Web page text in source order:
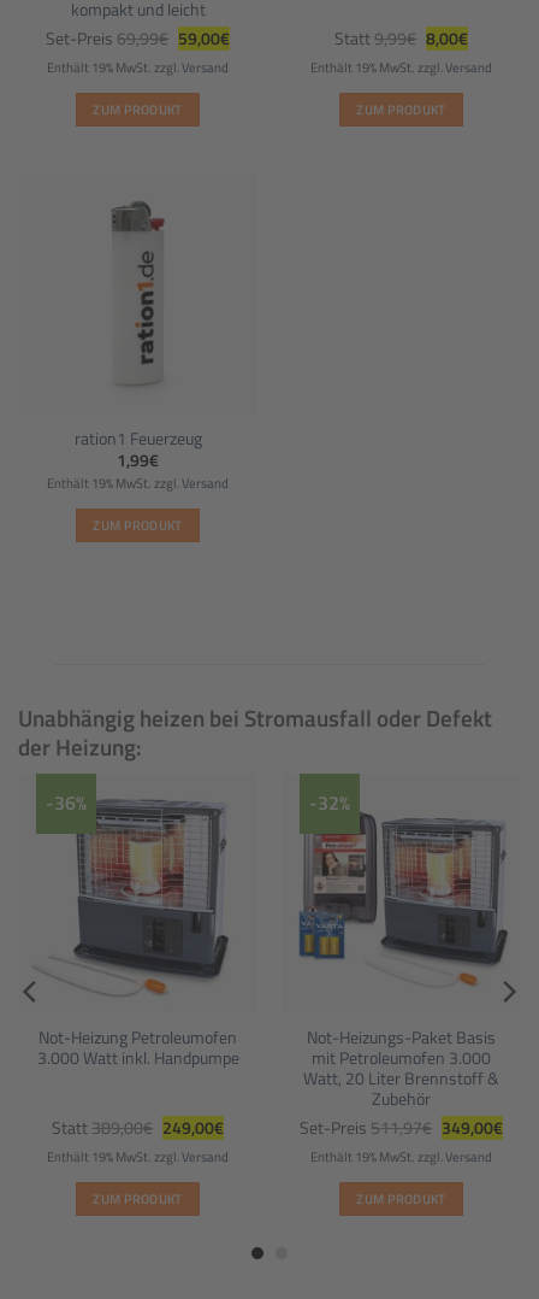
kompakt und leicht
Set-Preis 69,99€ Ursprünglicher
Preis
war:
69,99€
59,00€Aktueller
Preis
Enthält 19% MwSt.zzgl.Versand
ZUM PRODUKT
Statt 9,99€ Ursprünglicher
Preis
war:
9,99€
8,00€Aktueller
Preis
ist:
8,00€.
Enthält 19% MwSt.zzgl.Versand
ZUM PRODUKT
ration1 Feuerzeug
1,99€
Enthält 19% MwSt.zzgl.Versand
ZUM PRODUKT
Unabhängig heizen bei Stromausfall oder Defekt
der Heizung:
-36%
Not-Heizung Petroleumofen
3.000 Watt inkl. Handpumpe
Statt 389,00€ Ursprünglicher
Preis
war:
389,00€
249,00€Aktueller
Preis
ist:
249,00€.
Enthält 19% MwSt.zzgl.Versand
ZUM PRODUKT
-32%
Not-Heizungs-Paket Basis
mit Petroleumofen 3.000
Watt, 20 Liter Brennstoff &
Zubehör
Set-Preis 511,97€ Preis
war:
511,97€
349,00€Preis
Enthält 19% MwSt.zzgl.Versand
ZUM PRODUKT